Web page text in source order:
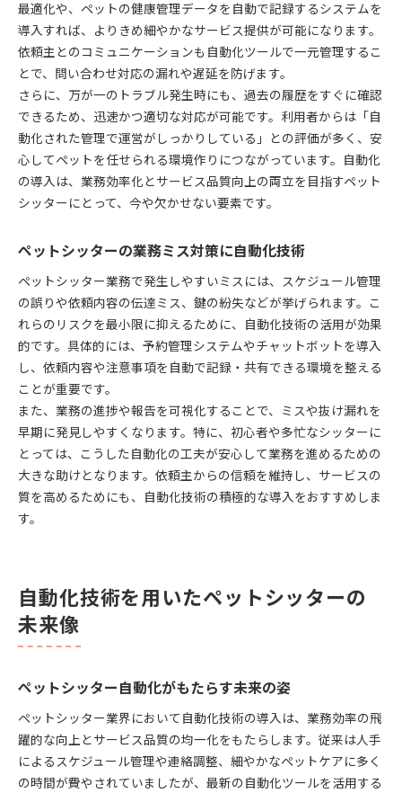
最適化や、ペットの健康管理データを自動で記録するシステムを
導入すれば、よりきめ細やかなサービス提供が可能になります。
依頼主とのコミュニケーションも自動化ツールで一元管理するこ
とで、問い合わせ対応の漏れや遅延を防げます。
さらに、万が一のトラブル発生時にも、過去の履歴をすぐに確認
できるため、迅速かつ適切な対応が可能です。利用者からは「自
動化された管理で運営がしっかりしている」との評価が多く、安
心してペットを任せられる環境作りにつながっています。自動化
の導入は、業務効率化とサービス品質向上の両立を目指すペット
シッターにとって、今や欠かせない要素です。
ペットシッターの業務ミス対策に自動化技術
ペットシッター業務で発生しやすいミスには、スケジュール管理
の誤りや依頼内容の伝達ミス、鍵の紛失などが挙げられます。こ
れらのリスクを最小限に抑えるために、自動化技術の活用が効果
的です。具体的には、予約管理システムやチャットボットを導入
し、依頼内容や注意事項を自動で記録・共有できる環境を整える
ことが重要です。
また、業務の進捗や報告を可視化することで、ミスや抜け漏れを
早期に発見しやすくなります。特に、初心者や多忙なシッターに
とっては、こうした自動化の工夫が安心して業務を進めるための
大きな助けとなります。依頼主からの信頼を維持し、サービスの
質を高めるためにも、自動化技術の積極的な導入をおすすめしま
す。
自動化技術を用いたペットシッターの
未来像
ペットシッター自動化がもたらす未来の姿
ペットシッター業界において自動化技術の導入は、業務効率の飛
躍的な向上とサービス品質の均一化をもたらします。従来は人手
によるスケジュール管理や連絡調整、細やかなペットケアに多く
の時間が費やされていましたが、最新の自動化ツールを活用する